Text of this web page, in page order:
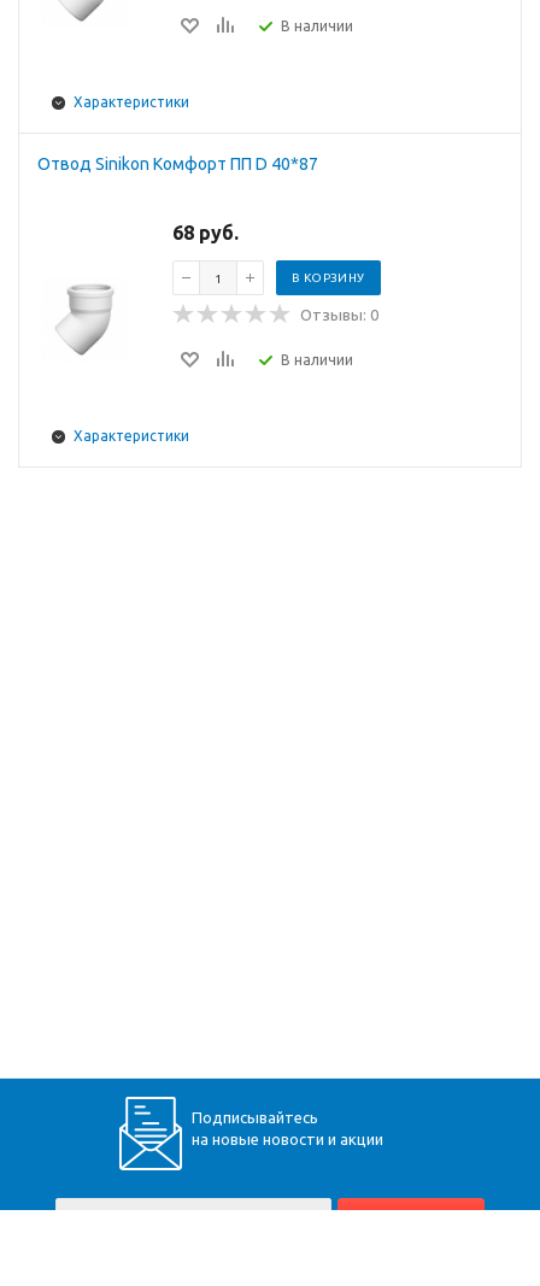
В наличии
Характеристики
Отвод Sinikon Комфорт ПП D 40*87
68 руб.
В КОРЗИНУ
Отзывы: 0
В наличии
Характеристики
Подписывайтесь
на новые новости и акции